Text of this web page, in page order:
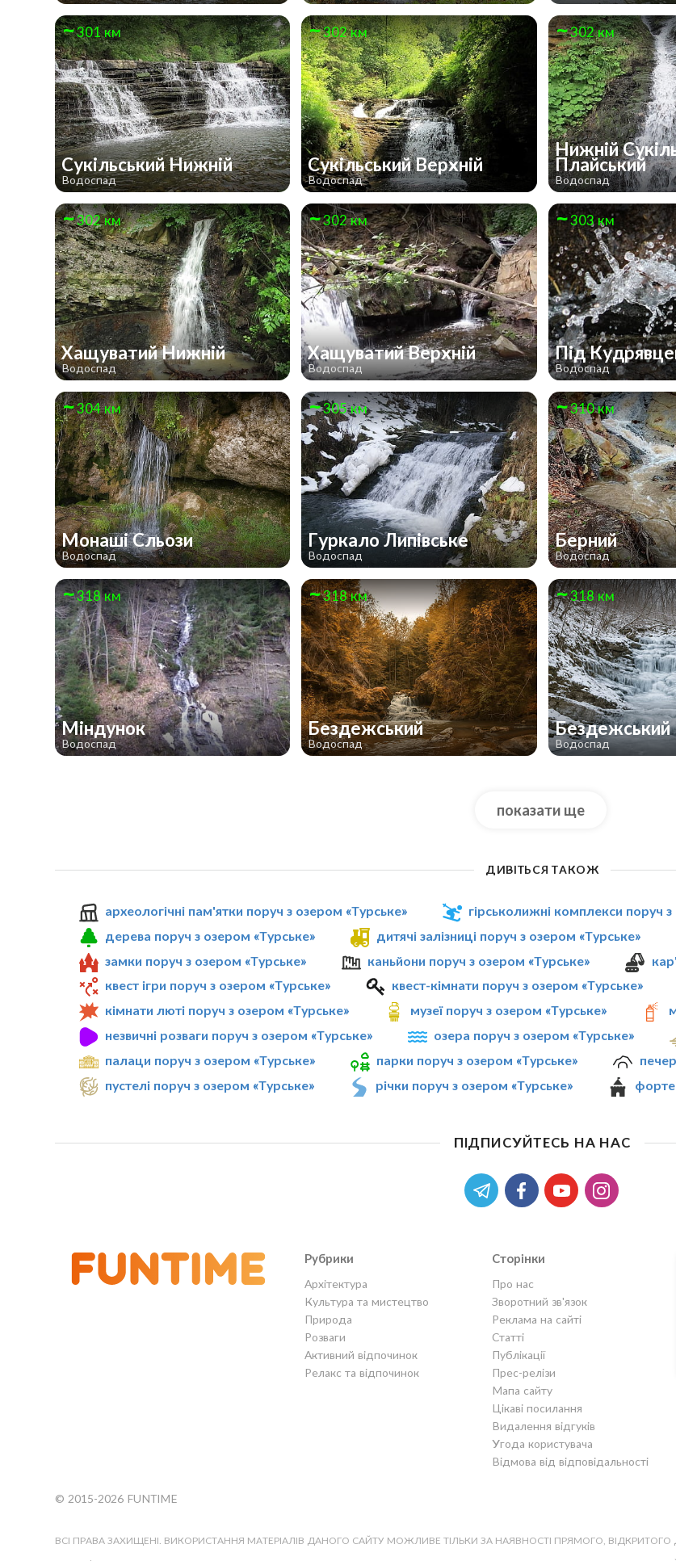
301 км
Сукільський Нижній
Водоспад
302 км
Сукільський Верхній
Водоспад
302 км
Нижній
Плайський
Водоспад
302 км
Хащуватий Нижній
Водоспад
302 км
Хащуватий Верхній
Водоспад
303 км
Під
Водоспад
304 км
Монаші Сльози
Водоспад
305 км
Гуркало Липівське
Водоспад
310 км
Берний
Водоспад
318 км
Міндунок
Водоспад
318 км
Бездежський
Водоспад
318 км
Водоспад
показати ще
ДИВІТЬСЯ ТАКОЖ
археологічні пам'ятки поруч з озером «Турське»
гірськолижні комплекси поруч
дерева поруч з озером «Турське»
дитячі залізниці поруч з озером «Турське»
замки поруч з озером «Турське»
каньйони поруч з озером «Турське»
квест ігри поруч з озером «Турське»
квест-кімнати поруч з озером «Турське»
кімнати люті поруч з озером «Турське»
музеї поруч з озером «Турське»
незвичні розваги поруч з озером «Турське»
озера поруч з озером «Турське»
палаци поруч з озером «Турське»
парки поруч з озером «Турське»
пустелі поруч з озером «Турське»
річки поруч з озером «Турське»
ПІДПИСУЙТЕСЬ НА НАС
Рубрики
Архітектура
Культура та мистецтво
Природа
Розваги
Активний відпочинок
Релакс та відпочинок
Сторінки
Про нас
Зворотний зв'язок
Реклама на сайті
Статті
Публікації
Прес-релізи
Мапа сайту
Цікаві посилання
Видалення відгуків
Угода користувача
Відмова від відповідальності
© 2015-2026 FUNTIME
ВСІ ПРАВА ЗАХИЩЕНІ. ВИКОРИСТАННЯ МАТЕРІАЛІВ ДАНОГО САЙТУ МОЖЛИВЕ ТІЛЬКИ ЗА НАЯВНОСТІ ПРЯМОГО,